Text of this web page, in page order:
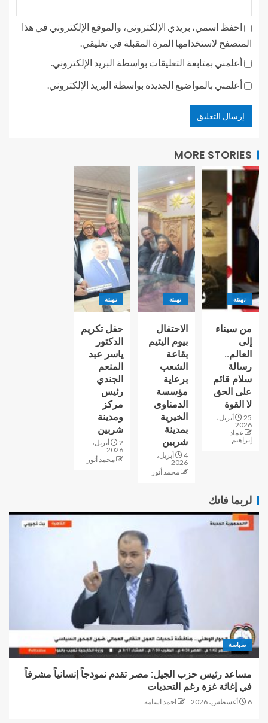
احفظ اسمي، بريدي الإلكتروني، والموقع الإلكتروني في هذا
المتصفح لاستخدامها المرة المقبلة في تعليقي.
أعلمني بمتابعة التعليقات بواسطة البريد الإلكتروني.
أعلمني بالمواضيع الجديدة بواسطة البريد الإلكتروني.
MORE STORIES
تهنئة
من سيناء
إلى
العالم..
رسالة
سلام قائم
على الحق
لا القوة
25 أبريل،
2026
عماد
إبراهيم
تهنئة
الاحتفال
بيوم اليتيم
بقاعة
الشعب
برعاية
مؤسسة
الدمناوى
الخيرية
بمدينة
شربين
4 أبريل،
2026
محمد أنور
تهنئة
حفل تكريم
الدكتور
ياسر عبد
المنعم
الجندي
رئيس
مركز
ومدينة
شربين
2 أبريل،
2026
محمد أنور
لربما فاتك
سياسة
مساعد رئيس حزب الجيل: مصر تقدم نموذجاً إنسانياً مشرفاً
في إغاثة غزة رغم التحديات
6 أغسطس، 2026 احمد اسامه